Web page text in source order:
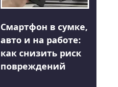
Смартфон в сумке,
авто и на работе:
как снизить риск
повреждений